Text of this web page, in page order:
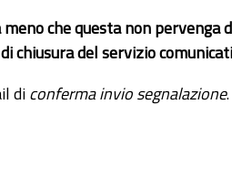
che questa non pervenga
del servizio
diconferma invio segnalazione.